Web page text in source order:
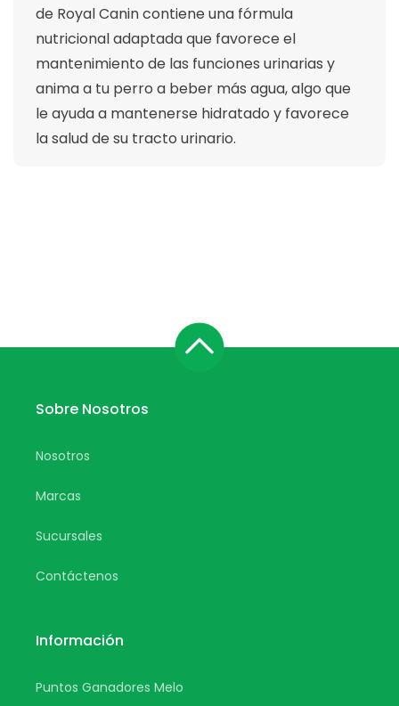
de Royal Canin contiene una fórmula
nutricional adaptada que favorece el
mantenimiento de las funciones urinarias y
anima a tu perro a beber más agua, algo que
le ayuda a mantenerse hidratado y favorece
la salud de su tracto urinario.
Sobre Nosotros
Nosotros
Marcas
Sucursales
Contáctenos
Información
Puntos Ganadores Melo